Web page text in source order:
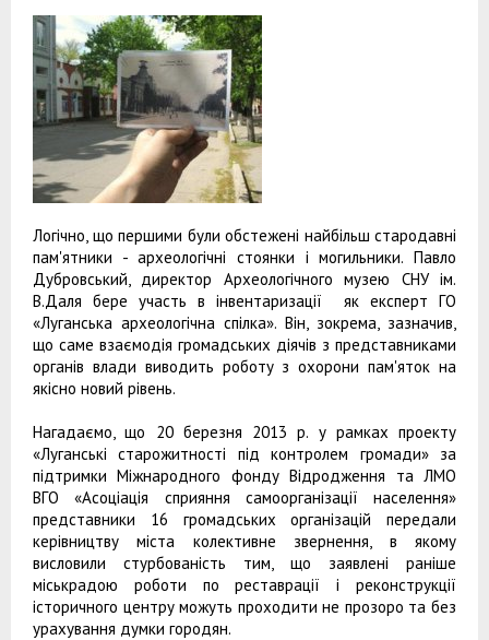
Логічно, що першими були обстежені найбільш стародавні
пам'ятники - археологічні стоянки і могильники. Павло
Дубровський, директор Археологічного музею СНУ ім.
В.Даля бере участь в інвентаризації як експерт ГО
«Луганська археологічна спілка». Він, зокрема, зазначив,
що саме взаємодія громадських діячів з представниками
органів влади виводить роботу з охорони пам'яток на
якісно новий рівень.
Нагадаємо, що 20 березня 2013 р. у рамках проекту
«Луганські старожитності під контролем громади» за
підтримки Міжнародного фонду Відродження та ЛМО
ВГО «Асоціація сприяння самоорганізації населення»
представники 16 громадських організацій передали
керівництву міста колективне звернення, в якому
висловили стурбованість тим, що заявлені раніше
міськрадою роботи по реставрації і реконструкції
історичного центру можуть проходити не прозоро та без
урахування думки городян.